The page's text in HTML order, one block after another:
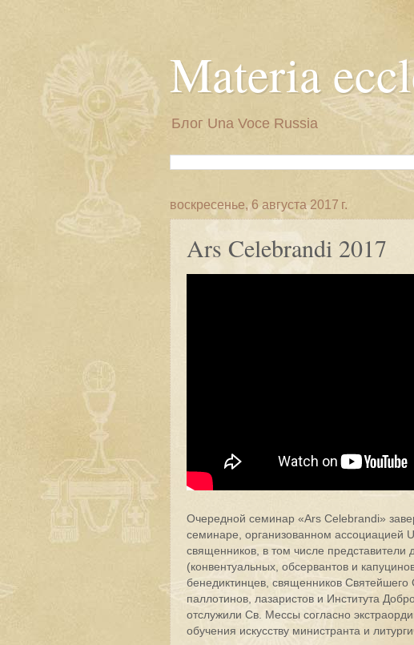
Materia
Блог Una Voce Russia
воскресенье, 6 августа 2017 г.
Ars Celebrandi 2017
Очередной семинар «Ars Celebrandi»
семинаре, организованном ассоциацией
священников, в том числе
(конвентуальных, обсервантов и
бенедиктинцев, священников Святейшего
паллотинов, лазаристов и Института
отслужили Св. Мессы согласно
обучения искусству министранта и